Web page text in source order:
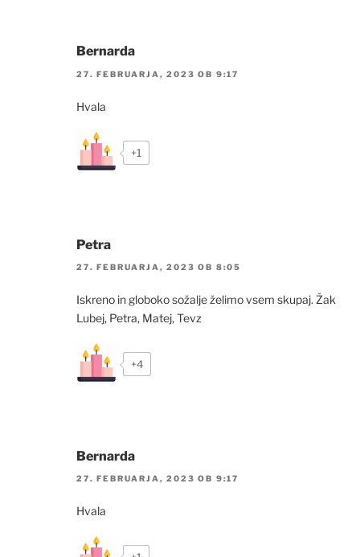
Bernarda
27. FEBRUARJA, 2023 OB 9:17
Hvala
+1
Petra
27. FEBRUARJA, 2023 OB 8:05
Iskreno in globoko sožalje želimo vsem skupaj. Žak
Lubej, Petra, Matej, Tevz
+4
Bernarda
27. FEBRUARJA, 2023 OB 9:17
Hvala